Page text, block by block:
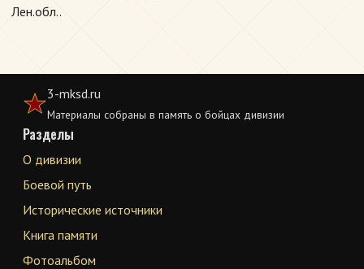
Лен.обл..
3-mksd.ru
Материалы собраны в память о бойцах дивизии
Разделы
О дивизии
Боевой путь
Исторические источники
Книга памяти
Фотоальбом